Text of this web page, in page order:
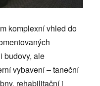
komplexní vhled do
budovy, ale
vybavení – taneční
rehabilitační i